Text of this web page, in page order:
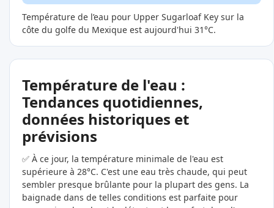
Température de l’eau pour Upper Sugarloaf Key sur la
côte du golfe du Mexique est aujourd'hui 31°C.
Température de l'eau :
Tendances quotidiennes,
données historiques et
prévisions
✅ À ce jour, la température minimale de l'eau est
supérieure à 28°C. C'est une eau très chaude, qui peut
sembler presque brûlante pour la plupart des gens. La
baignade dans de telles conditions est parfaite pour